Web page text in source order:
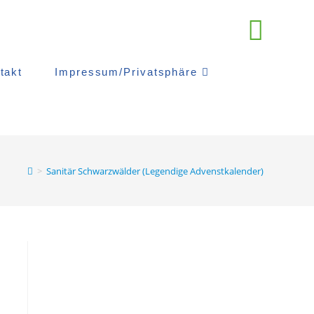
Impressum/Privatsphäre
> Sanitär Schwarzwälder (Legendige Advenstkalender)